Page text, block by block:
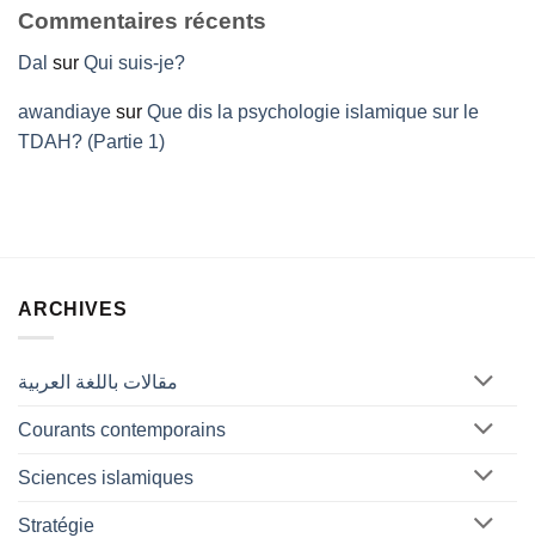
Commentaires récents
Dal sur Qui suis-je?
awandiaye sur Que dis la psychologie islamique sur le
TDAH? (Partie 1)
ARCHIVES
مقالات باللغة العربية
Courants contemporains
Sciences islamiques
Stratégie